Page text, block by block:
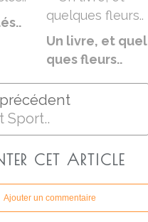
Un livre, et quel
ques fleurs..
Sport..
CET ARTICLE
Ajouter un commentaire